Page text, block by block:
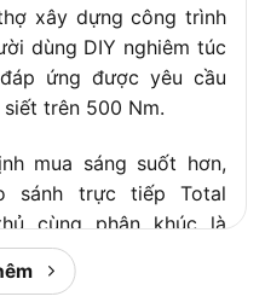
xây dựng công trình
dùng DIY nghiêm túc
ứng được yêu cầu
trên 500 Nm.
mua sáng suốt hơn,
trực tiếp Total
cùng phân khúc là
M21-IW380N. Những
rõ điểm mạnh, điểm